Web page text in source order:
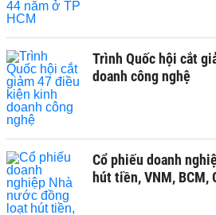
Trình Quốc hội cắt
doanh công nghệ
Cổ phiếu doanh
hút tiền, VNM, BCM,